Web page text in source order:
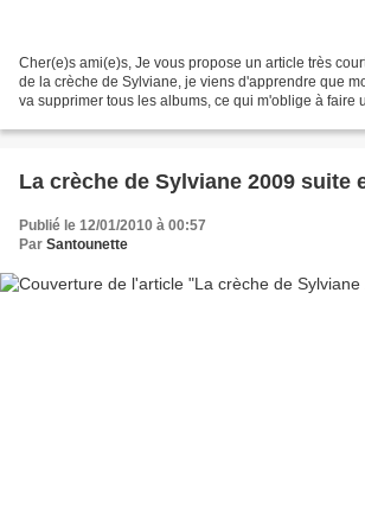
Cher(e)s ami(e)s, Je vous propose un article très
de la crèche de Sylviane, je viens d'apprendre que
va supprimer tous les albums, ce qui m'oblige à faire
La crèche de Sylviane 2009 suite
Publié le 12/01/2010 à 00:57
Par Santounette